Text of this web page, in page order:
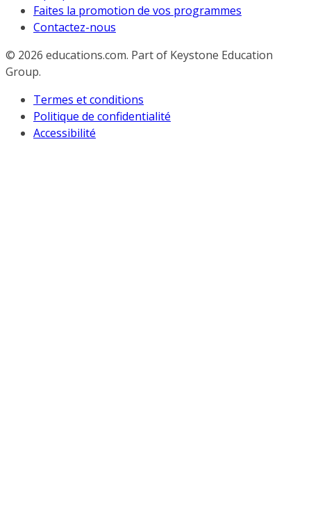
Faites la promotion de vos programmes
Contactez-nous
© 2026 educations.com. Part of Keystone Education
Group.
Termes et conditions
Politique de confidentialité
Accessibilité